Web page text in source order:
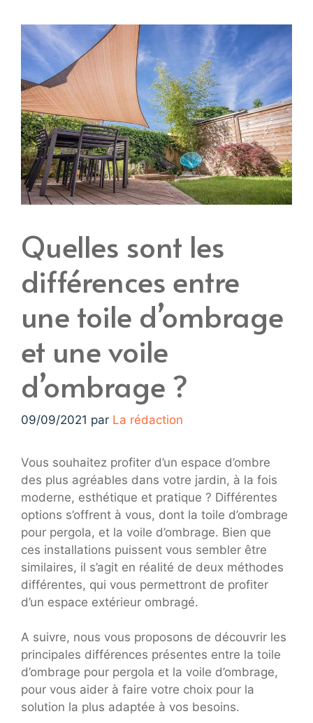
Quelles sont les
différences entre
une toile d’ombrage
et une voile
d’ombrage ?
09/09/2021 par La rédaction
Vous souhaitez profiter d’un espace d’ombre
des plus agréables dans votre jardin, à la fois
moderne, esthétique et pratique ? Différentes
options s’offrent à vous, dont la toile d’ombrage
pour pergola, et la voile d’ombrage. Bien que
ces installations puissent vous sembler être
similaires, il s’agit en réalité de deux méthodes
différentes, qui vous permettront de profiter
d’un espace extérieur ombragé.
A suivre, nous vous proposons de découvrir les
principales différences présentes entre la toile
d’ombrage pour pergola et la voile d’ombrage,
pour vous aider à faire votre choix pour la
solution la plus adaptée à vos besoins.